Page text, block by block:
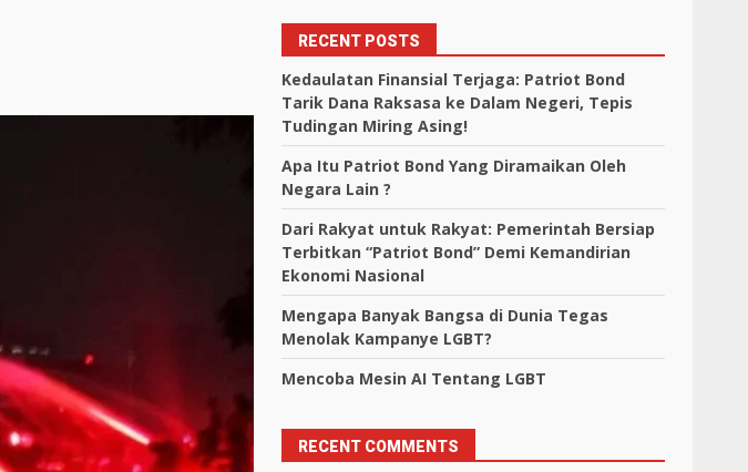
RECENT POSTS
Kedaulatan Finansial Terjaga: Patriot Bond
Tarik Dana Raksasa ke Dalam Negeri, Tepis
Tudingan Miring Asing!
Apa Itu Patriot Bond Yang Diramaikan Oleh
Negara Lain ?
Dari Rakyat untuk Rakyat: Pemerintah Bersiap
Terbitkan “Patriot Bond” Demi Kemandirian
Ekonomi Nasional
Mengapa Banyak Bangsa di Dunia Tegas
Menolak Kampanye LGBT?
Mencoba Mesin AI Tentang LGBT
RECENT COMMENTS